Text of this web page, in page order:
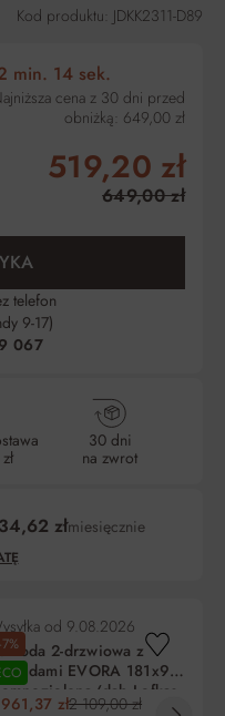
Kod produktu: JDKK2311-D89
min. 14 sek.
cena z 30 dni przed
obniżką: 649,00 zł
519,20 zł
649,00 zł
telefon
9-17)
067
30 dni
na zwrot
34,62 złmiesięcznie
od 9.08.2026
2-drzwiowa z
EVORA 181x92
dąb Lefkas
zł2 109,00 zł